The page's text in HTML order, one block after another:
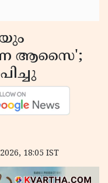
ആസൈ';
18:05 IST